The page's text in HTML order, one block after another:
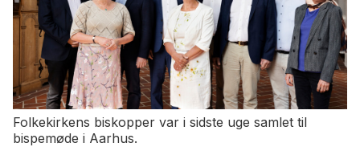
Folkekirkens biskopper var i sidste uge samlet til
bispemøde i Aarhus.